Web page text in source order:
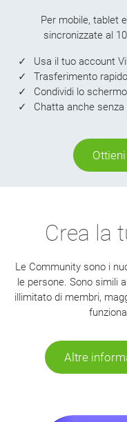
Per mobile, tablet
sincronizzate al
Usa il tuo account
Trasferimento
Condividi lo
Chatta anche
Crea la
Le Community sono i
le persone. Sono simili
illimitato di membri,
Altre